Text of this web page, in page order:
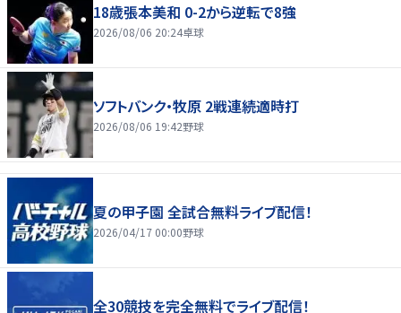
18歳張本美和 0-2から逆転で8強
2026/08/06 20:24卓球
ソフトバンク・牧原 2戦連続適時打
2026/08/06 19:42野球
夏の甲子園 全試合無料ライブ配信！
2026/04/17 00:00野球
全30競技を完全無料でライブ配信！